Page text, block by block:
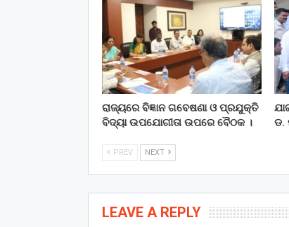
ରାଜ୍ୟରେ ବିଜ୍ଞାନ ଗବେଷଣା ଓ ପ୍ରଯୁକ୍ତି
ବିଦ୍ୟା ଉପଯୋଗୀତା ଉପରେ ବୈଠକ ।
ଡ.
PREV NEXT
LEAVE A REPLY